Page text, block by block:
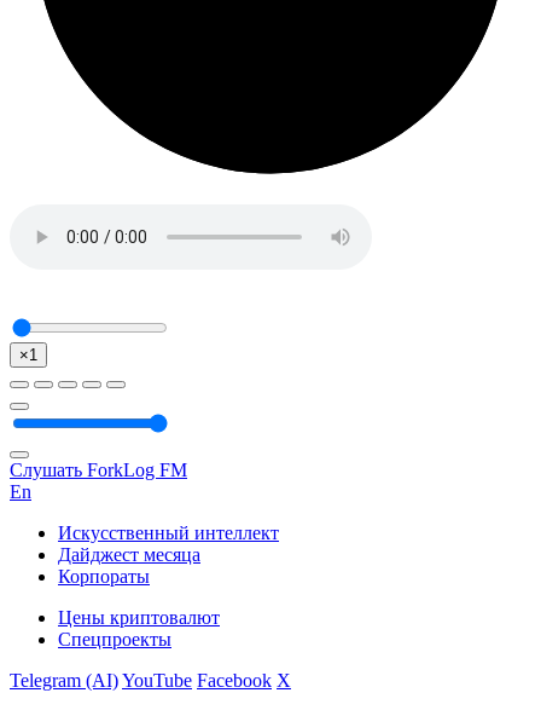
×1
Слушать ForkLog FM
En
Искусственный интеллект
Дайджест месяца
Корпораты
Цены криптовалют
Спецпроекты
Telegram (AI)YouTube Facebook X